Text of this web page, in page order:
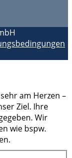
am Herzen –
Ziel. Ihre
Wir
wie bspw.